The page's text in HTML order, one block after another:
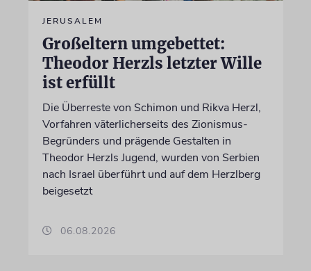
JERUSALEM
Großeltern umgebettet:
Theodor Herzls letzter Wille
ist erfüllt
Die Überreste von Schimon und Rikva Herzl,
Vorfahren väterlicherseits des Zionismus-
Begründers und prägende Gestalten in
Theodor Herzls Jugend, wurden von Serbien
nach Israel überführt und auf dem Herzlberg
beigesetzt
06.08.2026